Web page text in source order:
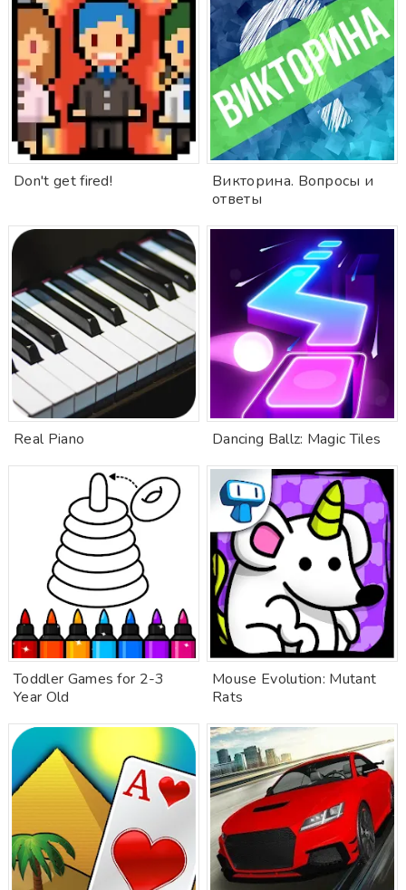
Don't get fired!
Викторина. Вопросы и
ответы
Real Piano Dancing Ballz: Magic Tiles
Toddler Games for 2-3
Year Old
Mouse Evolution: Mutant
Rats